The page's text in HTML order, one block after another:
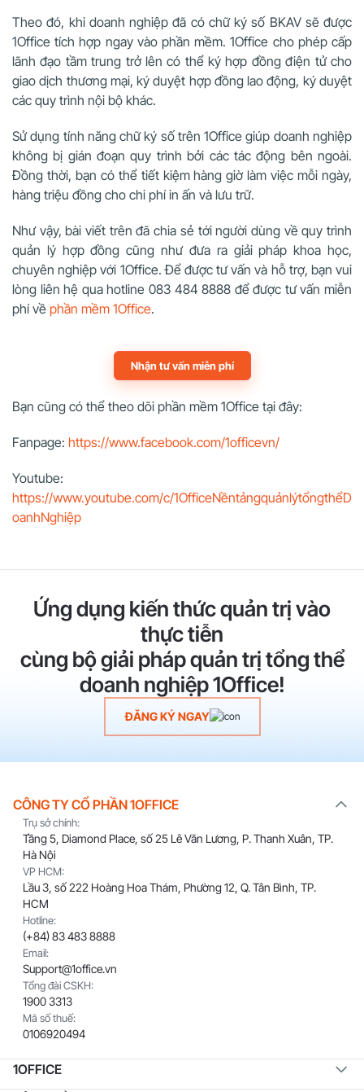
Theo đó, khi doanh nghiệp đã có chữ ký số BKAV sẽ được
1Office tích hợp ngay vào phần mềm. 1Office cho phép cấp
lãnh đạo tầm trung trở lên có thể ký hợp đồng điện tử cho
giao dịch thương mại, ký duyệt hợp đồng lao động, ký duyệt
các quy trình nội bộ khác.
Sử dụng tính năngchữ ký sốtrên 1Office giúp doanh nghiệp
không bị gián đoạn quy trình bởi các tác động bên ngoài.
Đồng thời, bạn có thể tiết kiệm hàng giờ làm việc mỗi ngày,
hàng triệu đồng cho chi phí in ấn và lưu trữ.
Như vậy, bài viết trên đã chia sẻ tới người dùng về quy trình
quản lý hợp đồng cũng như đưa ra giải pháp khoa học,
chuyên nghiệp với 1Office. Để được tư vấn và hỗ trợ, bạn vui
lòng liên hệ qua hotline 083 484 8888 để được tư vấn miễn
phí về phần mềm 1Office.
Nhận tư vấn miễn phí
Bạn cũng có thể theo dõi phần mềm 1Office tại đây:
Fanpage: https://www.facebook.com/1officevn/
Youtube:
https://www.youtube.com/c/1OfficeNềntảngquảnlýtổngthểD
oanhNghiệp
Ứng dụng kiến thức quản trị vào
thực tiễn
cùng bộ giải pháp quản trị tổng thể
doanh nghiệp 1Office!
ĐĂNG KÝ NGAY
CÔNG TY CỔ PHẦN 1OFFICE
Trụ sở chính:
Tầng 5, Diamond Place, số 25 Lê Văn Lương, P. Thanh Xuân, TP.
Hà Nội
VP HCM:
Lầu 3, số 222 Hoàng Hoa Thám, Phường 12, Q. Tân Bình, TP.
HCM
Hotline:
(+84) 83 483 8888
Email:
Support@1office.vn
Tổng đài CSKH:
1900 3313
Mã số thuế:
0106920494
1OFFICE